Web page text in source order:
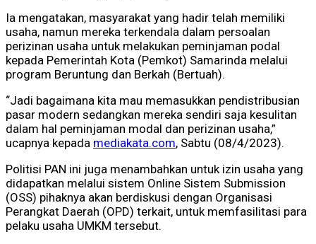
Ia mengatakan, masyarakat yang hadir telah memiliki
usaha, namun mereka terkendala dalam persoalan
perizinan usaha untuk melakukan peminjaman podal
kepada Pemerintah Kota (Pemkot) Samarinda melalui
program Beruntung dan Berkah (Bertuah).
“Jadi bagaimana kita mau memasukkan pendistribusian
pasar modern sedangkan mereka sendiri saja kesulitan
dalam hal peminjaman modal dan perizinan usaha,”
ucapnya kepada mediakata.com, Sabtu (08/4/2023).
Politisi PAN ini juga menambahkan untuk izin usaha yang
didapatkan melalui sistem Online Sistem Submission
(OSS) pihaknya akan berdiskusi dengan Organisasi
Perangkat Daerah (OPD) terkait, untuk memfasilitasi para
pelaku usaha UMKM tersebut.